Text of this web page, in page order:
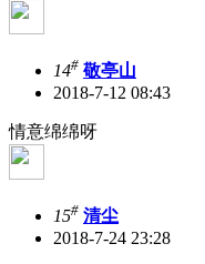
14# 敬亭山
2018-7-12 08:43
情意绵绵呀
15# 清尘
2018-7-24 23:28